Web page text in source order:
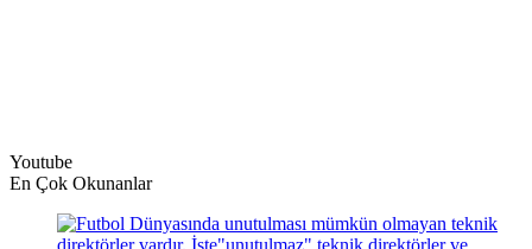
Youtube
En Çok Okunanlar